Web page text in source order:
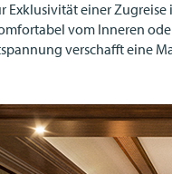
Exklusivität einer
vom Inneren
verschafft eine